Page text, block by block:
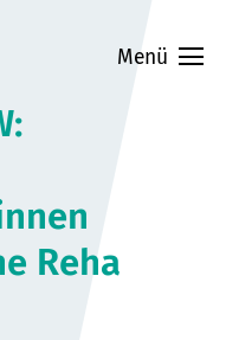
Menü
Reha